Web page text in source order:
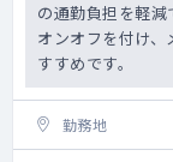
の通勤負担を軽減
オンオフを付け
すすめです。
勤務地